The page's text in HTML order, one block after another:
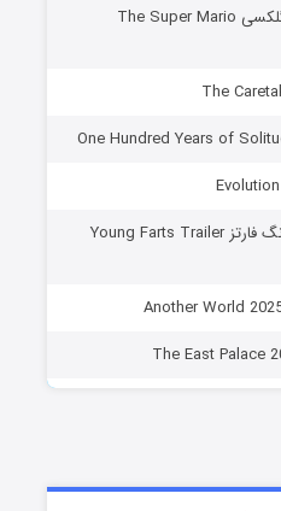
دانلود انیمیشن سوپر ماریو گلکسی The Super Mario
دانلود مستند قطعات تریلر یانگ فارتز Young Farts Trailer